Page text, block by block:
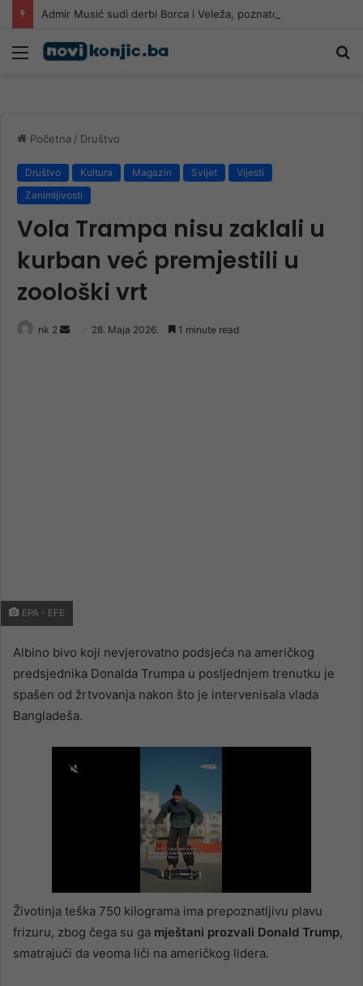
Meni
Početna / Društvo
Društvo Kultura Magazin Svijet
Vijesti
Zanimljivosti
Vola Trampa nisu zaklali u
kurban već premjestili u
zoološki vrt
nk 2
Send 28. Maja 2026. 1 minute read
EPA - EFE
Albino bivo koji nevjerovatno podsjeća na američkog
predsjednika Donalda Trumpa u posljednjem trenutku je
spašen od žrtvovanja nakon što je intervenisala vlada
Bangladeša.
Životinja teška 750 kilograma ima prepoznatljivu plavu
frizuru, zbog čega su ga mještani prozvali Donald Trump,
smatrajući da veoma liči na američkog lidera.